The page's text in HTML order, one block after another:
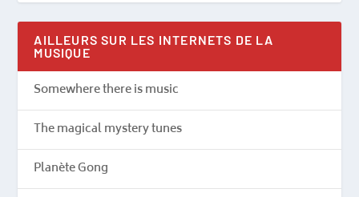
AILLEURS SUR LES INTERNETS DE LA
MUSIQUE
Somewhere there is music
The magical mystery tunes
Planète Gong